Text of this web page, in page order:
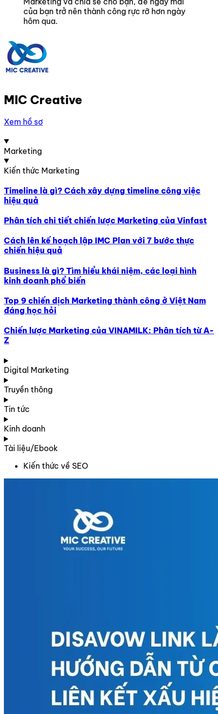
của bạn trở nên thành công rực rỡ hơn ngày
hôm qua.
MIC Creative
Xem hồ sơ
Marketing
Kiến thức Marketing
Timeline là gì? Cách xây dựng timeline công việc
hiệu quả
Phân tích chi tiết chiến lược Marketing của Vinfast
Cách lên kế hoạch lập IMC Plan với 7 bước thực
chiến hiệu quả
Business là gì? Tìm hiểu khái niệm, các loại hình
kinh doanh phổ biến
Top 9 chiến dịch Marketing thành công ở Việt Nam
đáng học hỏi
Chiến lược Marketing của VINAMILK: Phân tích từ A-
Z
Digital Marketing
Truyền thông
Tin tức
Kinh doanh
Tài liệu/Ebook
Kiến thức về SEO